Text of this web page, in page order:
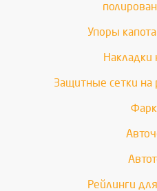
Упоры
Накладки
Защитные сетки на
Рейлинги